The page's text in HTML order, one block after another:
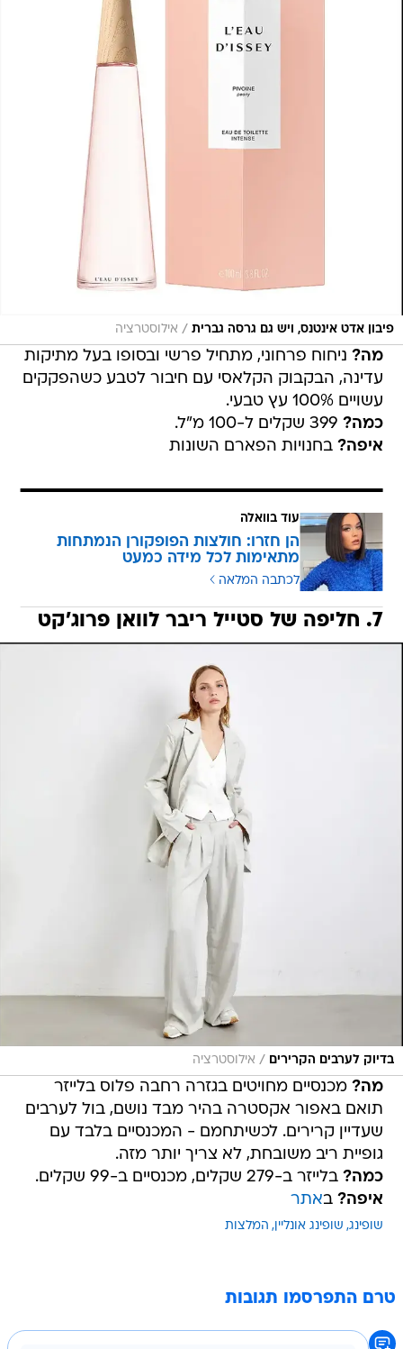
פיבון אדט אינטנס, ויש גם גרסה גברית / אילוסטרציה
מה? ניחוח פרחוני, מתחיל פרשי ובסופו בעל מתיקות
עדינה, הבקבוק הקלאסי עם חיבור לטבע כשהפקקים
עשויים 100% עץ טבעי.
כמה?
איפה? בחנויות הפארם השונות
עוד בוואלה
הן חזרו: חולצות הפופקורן הנמתחות
מתאימות לכל מידה כמעט
לכתבה המלאה
7. חליפה של סטייל ריבר לוואן פרוג'קט
בדיוק לערבים הקרירים / אילוסטרציה
מה? מכנסיים מחויטים בגזרה רחבה פלוס בלייזר
תואם באפור אקסטרה בהיר מבד נושם, בול לערבים
שעדיין קרירים. לכשיתחמם - המכנסיים בלבד עם
גופיית ריב משובחת, לא צריך יותר מזה.
כמה? בלייזר ב-279 שקלים, מכנסיים ב-99 שקלים.
איפה? באתר
שופינג שופינג אונליין המלצות
טרם התפרסמו תגובות